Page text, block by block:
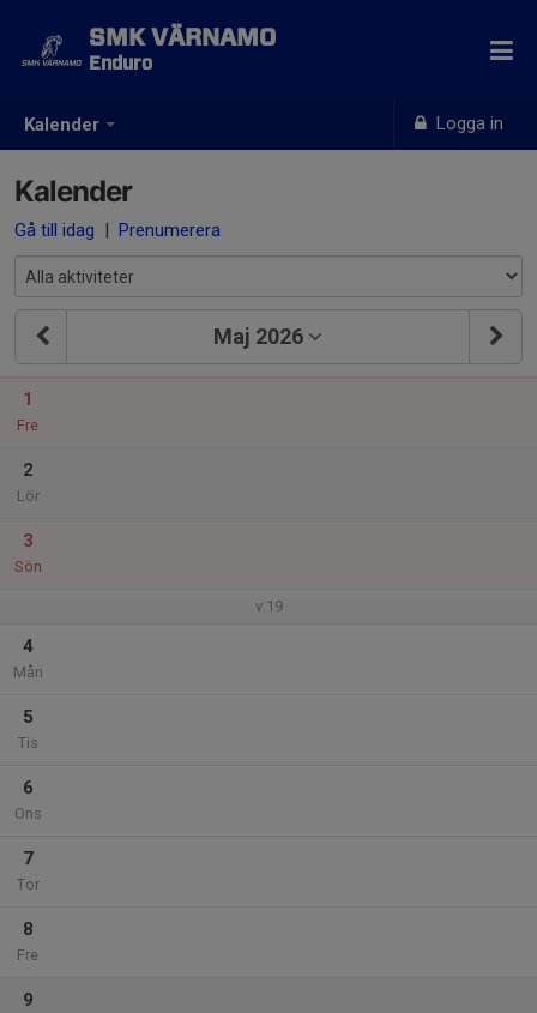
Kalender Logga in
SMK VÄRNAMO
Enduro
Kalender
Gå till idag | Prenumerera
Maj 2026
1
Fre
2
Lör
3
Sön
v.19
4
Mån
5
Tis
6
Ons
7
Tor
8
Fre
9